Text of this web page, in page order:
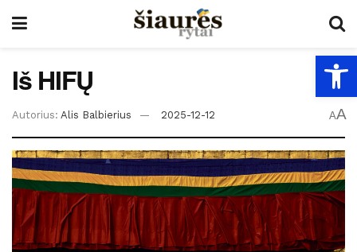
Iš HIFŲ
Autorius: Alis Balbierius 2025-12-12 AA